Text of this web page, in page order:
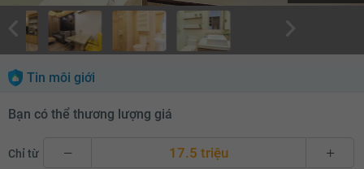
Tin môi giới
Bạn có thể thương lượng giá
Chỉ từ 17.5 triệu